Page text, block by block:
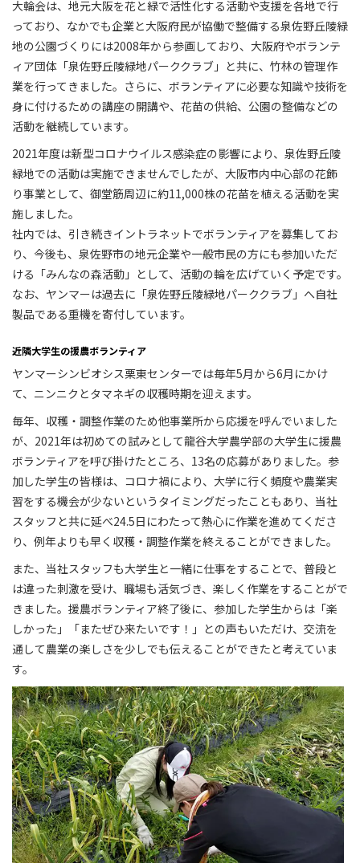
大輪会は、地元大阪を花と緑で活性化する活動や支援を各地で行
っており、なかでも企業と大阪府民が協働で整備する泉佐野丘陵緑
地の公園づくりには2008年から参画しており、大阪府やボランテ
ィア団体「泉佐野丘陵緑地パーククラブ」と共に、竹林の管理作
業を行ってきました。さらに、ボランティアに必要な知識や技術を
身に付けるための講座の開講や、花苗の供給、公園の整備などの
活動を継続しています。
2021年度は新型コロナウイルス感染症の影響により、泉佐野丘陵
緑地での活動は実施できませんでしたが、大阪市内中心部の花飾
り事業として、御堂筋周辺に約11,000株の花苗を植える活動を実
施しました。
社内では、引き続きイントラネットでボランティアを募集してお
り、今後も、泉佐野市の地元企業や一般市民の方にも参加いただ
ける「みんなの森活動」として、活動の輪を広げていく予定です。
なお、ヤンマーは過去に「泉佐野丘陵緑地パーククラブ」へ自社
製品である重機を寄付しています。
近隣大学生の援農ボランティア
ヤンマーシンビオシス栗東センターでは毎年5月から6月にかけ
て、ニンニクとタマネギの収穫時期を迎えます。
毎年、収穫・調整作業のため他事業所から応援を呼んでいました
が、2021年は初めての試みとして龍谷大学農学部の大学生に援農
ボランティアを呼び掛けたところ、13名の応募がありました。参
加した学生の皆様は、コロナ禍により、大学に行く頻度や農業実
習をする機会が少ないというタイミングだったこともあり、当社
スタッフと共に延べ24.5日にわたって熱心に作業を進めてくださ
り、例年よりも早く収穫・調整作業を終えることができました。
また、当社スタッフも大学生と一緒に仕事をすることで、普段と
は違った刺激を受け、職場も活気づき、楽しく作業をすることがで
きました。援農ボランティア終了後に、参加した学生からは「楽
しかった」「またぜひ来たいです！」との声もいただけ、交流を
通して農業の楽しさを少しでも伝えることができたと考えていま
す。